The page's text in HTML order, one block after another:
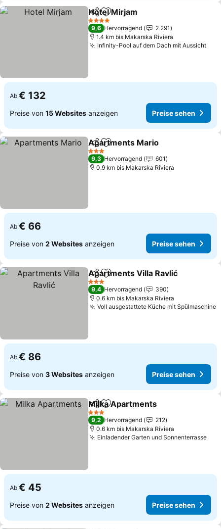
TeilenZu Favoriten hinzufügen
Hotel Mirjam
4 Sterne
9,6 Hervorragend
2 291
1.4 km bis Makarska Riviera
Infinity-Pool auf dem Dach mit Aussicht
Ab € 132
Preise von 15 Websites anzeigen Preise sehen
TeilenZu Favoriten hinzufügen
Apartments Mario
3 Sterne
9,3 Hervorragend
601
0.9 km bis Makarska Riviera
Ab € 66
Preise von 2 Websites anzeigen Preise sehen
TeilenZu Favoriten hinzufügen
Apartments Villa Ravlić
3 Sterne
9,4 Hervorragend
390
0.6 km bis Makarska Riviera
Voll ausgestattete Küche mit Spülmaschine
Ab € 86
Preise von 3 Websites anzeigen Preise sehen
TeilenZu Favoriten hinzufügen
Milka Apartments
3 Sterne
9,2 Hervorragend
212
0.6 km bis Makarska Riviera
Einladender Garten und Sonnenterrasse
Ab € 45
Preise von 2 Websites anzeigen Preise sehen